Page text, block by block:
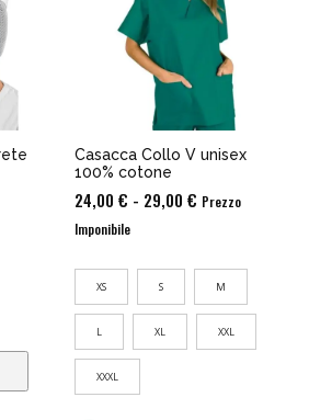
Casacca Collo V unisex
100% cotone
24,00 € - 29,00 € Fascia
24,00 €
Prezzo
Imponibile
XS S M
L XL XXL
XXXL